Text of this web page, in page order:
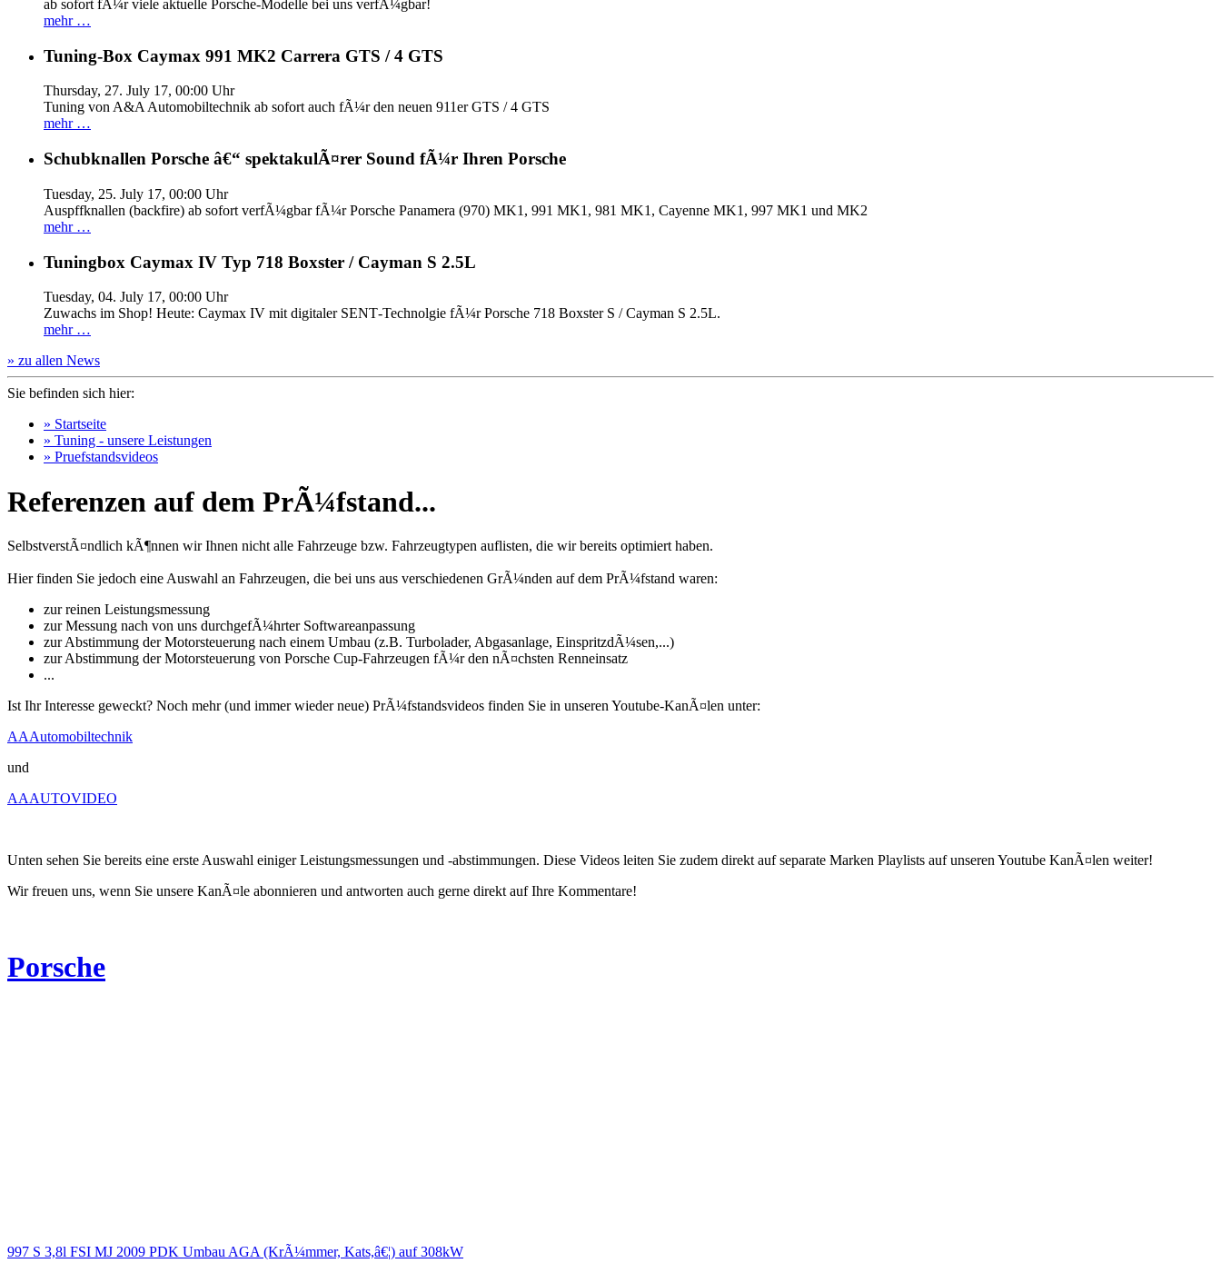
ab sofort fÃ¼r viele aktuelle Porsche-Modelle bei uns verfÃ¼gbar!
mehr …
Tuning-Box Caymax 991 MK2 Carrera GTS / 4 GTS
Thursday, 27. July 17, 00:00 Uhr
Tuning von A&A Automobiltechnik ab sofort auch fÃ¼r den neuen 911er GTS / 4 GTS
mehr …
Schubknallen Porsche â€“ spektakulÃ¤rer Sound fÃ¼r Ihren Porsche
Tuesday, 25. July 17, 00:00 Uhr
Auspffknallen (backfire) ab sofort verfÃ¼gbar fÃ¼r Porsche Panamera (970) MK1, 991 MK1, 981 MK1, Cayenne MK1, 997 MK1 und MK2
mehr …
Tuningbox Caymax IV Typ 718 Boxster / Cayman S 2.5L
Tuesday, 04. July 17, 00:00 Uhr
Zuwachs im Shop! Heute: Caymax IV mit digitaler SENT‐Technolgie fÃ¼r Porsche 718 Boxster S / Cayman S 2.5L.
mehr …
» zu allen News
Sie befinden sich hier:
» Startseite
» Tuning - unsere Leistungen
» Pruefstandsvideos
Referenzen auf dem PrÃ¼fstand...
SelbstverstÃ¤ndlich kÃ¶nnen wir Ihnen nicht alle Fahrzeuge bzw. Fahrzeugtypen auflisten, die wir bereits optimiert haben.
Hier finden Sie jedoch eine Auswahl an Fahrzeugen, die bei uns aus verschiedenen GrÃ¼nden auf dem PrÃ¼fstand waren:
zur reinen Leistungsmessung
zur Messung nach von uns durchgefÃ¼hrter Softwareanpassung
zur Abstimmung der Motorsteuerung nach einem Umbau (z.B. Turbolader, Abgasanlage, EinspritzdÃ¼sen,...)
zur Abstimmung der Motorsteuerung von Porsche Cup-Fahrzeugen fÃ¼r den nÃ¤chsten Renneinsatz
...
Ist Ihr Interesse geweckt? Noch mehr (und immer wieder neue) PrÃ¼fstandsvideos finden Sie in unseren Youtube-KanÃ¤len unter:
AAAutomobiltechnik
und
AAAUTOVIDEO
Unten sehen Sie bereits eine erste Auswahl einiger Leistungsmessungen und -abstimmungen. Diese Videos leiten Sie zudem direkt auf separate Marken Playlists auf unseren Youtube KanÃ¤len weiter!
Wir freuen uns, wenn Sie unsere KanÃ¤le abonnieren und antworten auch gerne direkt auf Ihre Kommentare!
Porsche
997 S 3,8l FSI MJ 2009 PDK Umbau AGA (KrÃ¼mmer, Kats,â€¦) auf 308kW